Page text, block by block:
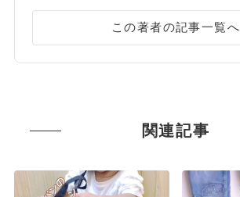
この著者の記事一覧へ
関連記事